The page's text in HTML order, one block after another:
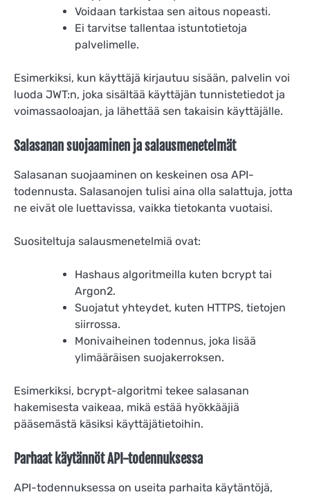
Voidaan tarkistaa sen aitous nopeasti.
Ei tarvitse tallentaa istuntotietoja
palvelimelle.
Esimerkiksi, kun käyttäjä kirjautuu sisään, palvelin voi
luoda JWT:n, joka sisältää käyttäjän tunnistetiedot ja
voimassaoloajan, ja lähettää sen takaisin käyttäjälle.
Salasanan suojaaminen ja salausmenetelmät
Salasanan suojaaminen on keskeinen osa API-
todennusta. Salasanojen tulisi aina olla salattuja, jotta
ne eivät ole luettavissa, vaikka tietokanta vuotaisi.
Suositeltuja salausmenetelmiä ovat:
Hashaus algoritmeilla kuten bcrypt tai
Argon2.
Suojatut yhteydet, kuten HTTPS, tietojen
siirrossa.
Monivaiheinen todennus, joka lisää
ylimääräisen suojakerroksen.
Esimerkiksi, bcrypt-algoritmi tekee salasanan
hakemisesta vaikeaa, mikä estää hyökkääjiä
pääsemästä käsiksi käyttäjätietoihin.
Parhaat käytännöt API-todennuksessa
API-todennuksessa on useita parhaita käytäntöjä,